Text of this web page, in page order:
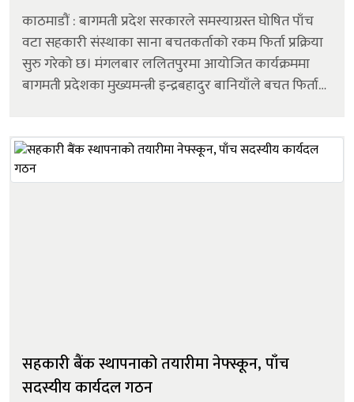
काठमाडौं : बागमती प्रदेश सरकारले समस्याग्रस्त घोषित पाँच
वटा सहकारी संस्थाका साना बचतकर्ताको रकम फिर्ता प्रक्रिया
सुरु गरेको छ। मंगलबार ललितपुरमा आयोजित कार्यक्रममा
बागमती प्रदेशका मुख्यमन्त्री इन्द्रबहादुर बानियाँले बचत फिर्ता
सहकारी बैंक स्थापनाको तयारीमा नेफ्स्कून, पाँच
सदस्यीय कार्यदल गठन